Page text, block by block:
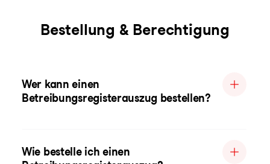
Bestellung & Berechtigung
Wer kann einen
Betreibungsregisterauszug bestellen?
Wie bestelle ich einen